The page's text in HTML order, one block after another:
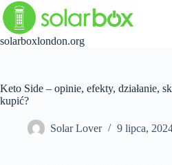
Przejdź
do
treści
solarboxlondon.org
Keto Side – opinie, efekty, działanie,
kupić?
Solar Lover 9 lipca,